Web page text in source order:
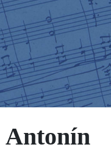
Antonín